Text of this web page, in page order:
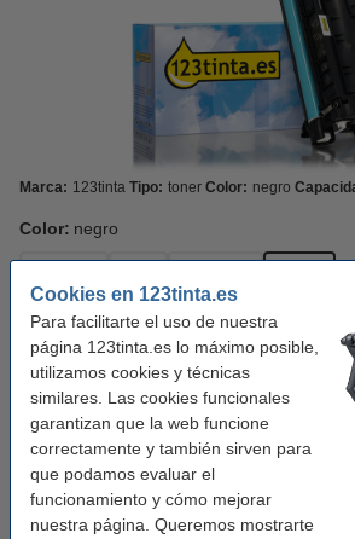
Cookies en 123tinta.es
Para facilitarte el uso de nuestra
página 123tinta.es lo máximo posible,
utilizamos cookies y técnicas
similares. Las cookies funcionales
garantizan que la web funcione
correctamente y también sirven para
que podamos evaluar el
funcionamiento y cómo mejorar
nuestra página. Queremos mostrarte
Marca: 123tinta Tipo: toner Color: negro
Color: negro
En stock
¡Recíbelo el lunes!
Por página 0,004 €
59,50 €